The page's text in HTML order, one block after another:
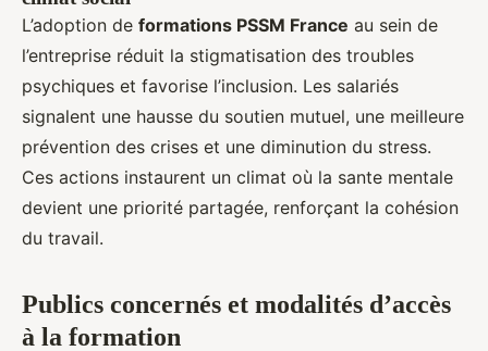
L’adoption de formations PSSM France au sein de
l’entreprise réduit la stigmatisation des troubles
psychiques et favorise l’inclusion. Les salariés
signalent une hausse du soutien mutuel, une meilleure
prévention des crises et une diminution du stress.
Ces actions instaurent un climat où la sante mentale
devient une priorité partagée, renforçant la cohésion
du travail.
Publics concernés et modalités d’accès
à la formation